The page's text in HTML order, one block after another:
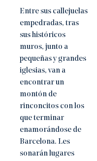
Entre sus callejuelas
empedradas, tras
sus históricos
muros, junto a
pequeñas y grandes
iglesias, van a
encontrar un
montón de
rinconcitos con los
que terminar
enamorándose de
Barcelona. Les
sonarán lugares